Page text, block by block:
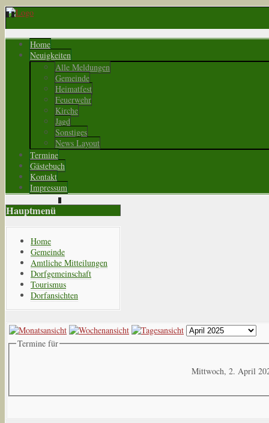
Home
Neuigkeiten
Alle Meldungen
Gemeinde
Heimatfest
Feuerwehr
Kirche
Jagd
Sonstiges
News Layout
Termine
Gästebuch
Kontakt
Impressum
Hauptmenü
Home
Gemeinde
Amtliche Mitteilungen
Dorfgemeinschaft
Tourismus
Dorfansichten
Termine für
Mittwoch, 2. April